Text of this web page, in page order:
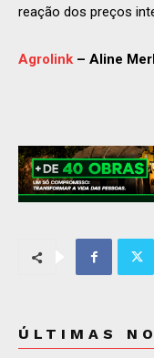
reação dos preços
Agrolink – Aline
ÚLTIMAS